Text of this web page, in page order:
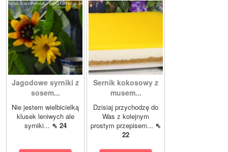
Jagodowe syrniki z
sosem...
Nie jestem wielbicielką
klusek leniwych ale
syrniki... ⇖ 24
Sernik kokosowy z
musem...
Dzisiaj przychodzę do
Was z kolejnym
prostym przepisem... ⇖
22